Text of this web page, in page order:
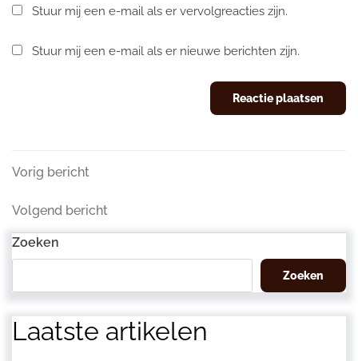
Stuur mij een e-mail als er vervolgreacties zijn.
Stuur mij een e-mail als er nieuwe berichten zijn.
Berichtnavigatie
Vorig
Vorig bericht
Volgend
Volgend bericht
Zoeken
Zoeken
Laatste artikelen